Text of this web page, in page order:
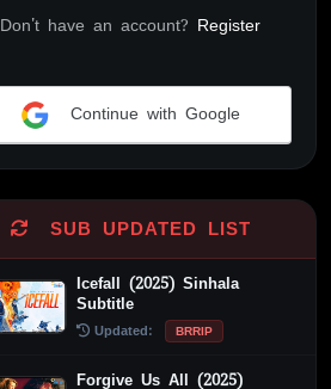
Don't have an account? Register
Continue with Google
SUB UPDATED LIST
Icefall (2025) Sinhala
Subtitle
Updated: BRRIP
Forgive Us All (2025)